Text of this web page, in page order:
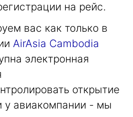
на рейс.
вас как только в
AirAsia Cambodia
электронная
открытие
у авиакомпании - мы